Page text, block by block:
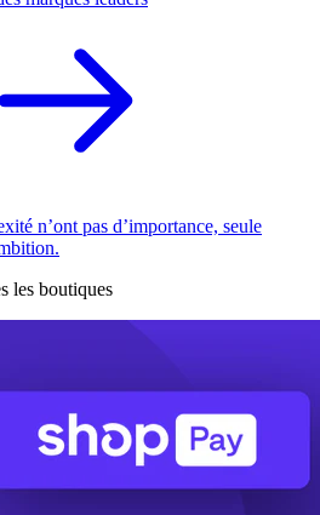
n’ont pas d’importance, seule
les boutiques